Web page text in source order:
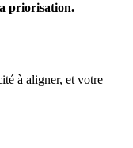
priorisation.
à aligner, et votre